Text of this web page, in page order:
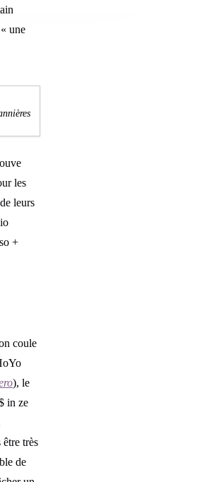
une
les
leurs
+
coule
), le
in ze
très
de